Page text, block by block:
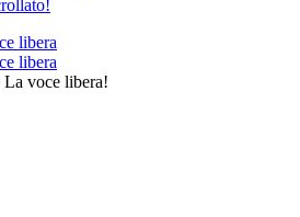
voce libera!